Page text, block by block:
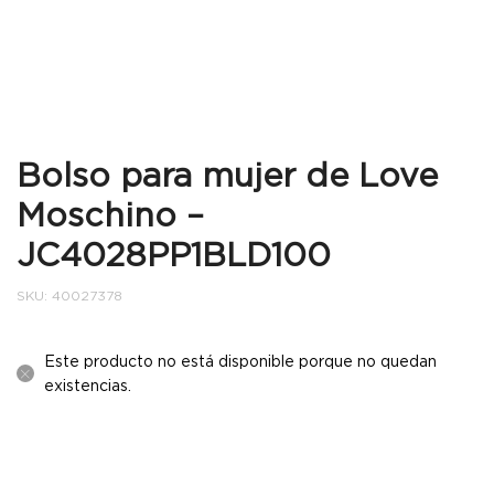
Bolso para mujer de Love
Moschino –
JC4028PP1BLD100
SKU: 40027378
Este producto no está disponible porque no quedan
existencias.